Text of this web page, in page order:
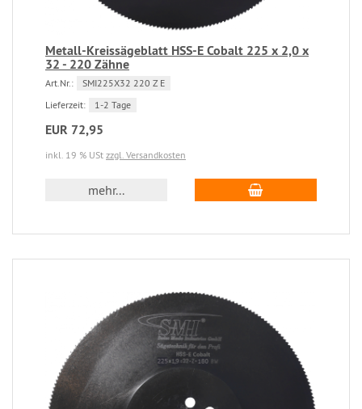
Metall-Kreissägeblatt HSS-E Cobalt 225 x 2,0 x
32 - 220 Zähne
Art.Nr.:
SMI225X32 220 Z E
Lieferzeit:
1-2 Tage
EUR 72,95
inkl. 19 % USt zzgl. Versandkosten
mehr...